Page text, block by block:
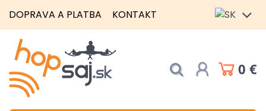
DOPRAVA A PLATBA KONTAKT
0 €